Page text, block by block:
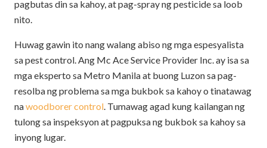
pagbutas din sa kahoy, at pag-spray ng pesticide sa loob
nito.
Huwag gawin ito nang walang abiso ng mga espesyalista
sa pest control. Ang Mc Ace Service Provider Inc. ay isa sa
mga eksperto sa Metro Manila at buong Luzon sa pag-
resolba ng problema sa mga bukbok sa kahoy o tinatawag
nawoodborer control. Tumawag agad kung kailangan ng
tulong sa inspeksyon at pagpuksa ng bukbok sa kahoy sa
inyong lugar.